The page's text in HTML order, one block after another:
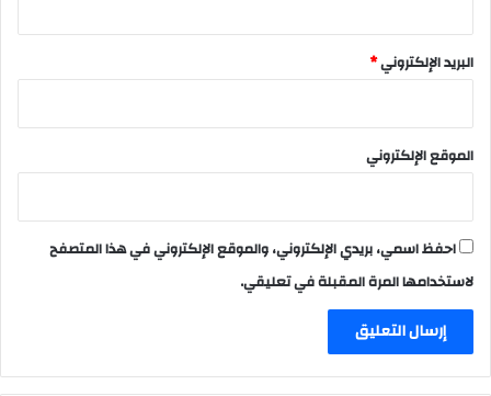
البريد الإلكتروني*
الموقع الإلكتروني
احفظ اسمي، بريدي الإلكتروني، والموقع الإلكتروني في هذا المتصفح
لاستخدامها المرة المقبلة في تعليقي.